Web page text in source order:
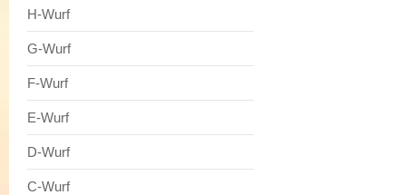
H-Wurf
G-Wurf
F-Wurf
E-Wurf
D-Wurf
C-Wurf